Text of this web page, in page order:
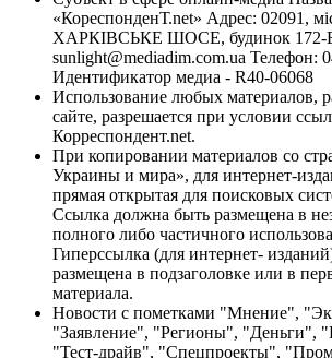
«КореспонденТ.net» Адрес: 02091,
ХАРКІВСЬКЕ ШОСЕ, будинок 172-Б,
sunlight@mediadim.com.ua Телефон:
Идентификатор медиа - R40-06068
Использование любых материалов,
сайте, разрешается при условии
Корреспондент.net.
При копировании материалов со
Украины и мира», для интернет-
прямая открытая для поисковых
Ссылка должна быть размещена в
полного либо частичного
Гиперссылка (для интернет-
размещена в подзаголовке или в
материала.
Новости с пометками "Мнение",
"Заявление", "Регионы", "Деньги",
"Тест-драйв", "Спецпроекты",